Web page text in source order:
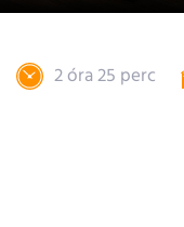
2 óra 25 perc